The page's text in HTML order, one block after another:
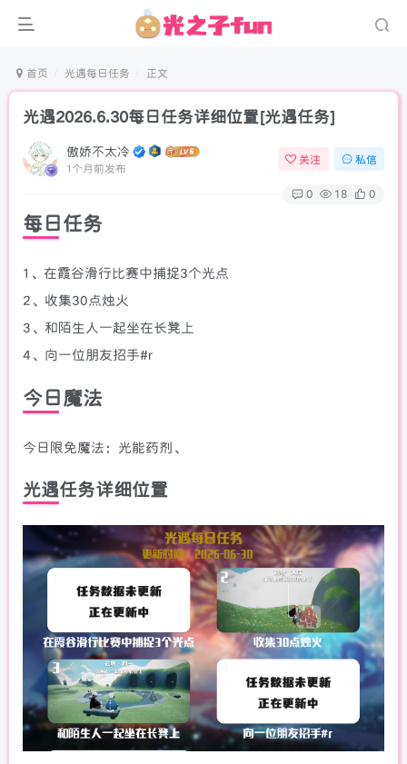
首页 光遇每日任务 正文
光遇2026.6.30每日任务详细位置[光遇任务]
傲娇不太冷
1个月前发布
关注 私信
0 18 0
每日任务
1、在霞谷滑行比赛中捕捉3个光点
2、收集30点烛火
3、和陌生人一起坐在长凳上
4、向一位朋友招手#r
今日魔法
今日限免魔法：光能药剂、
光遇任务详细位置